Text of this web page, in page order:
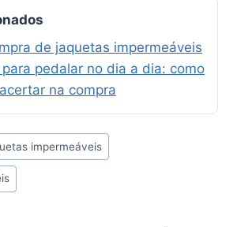
de jaquetas impermeáveis
pedalar no dia a dia: como
na compra
impermeáveis